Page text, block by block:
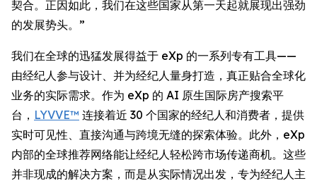
契合。正因如此，我们在这些国家从第一天起就展现出强劲
的发展势头。”
我们在全球的迅猛发展得益于 eXp 的一系列专有工具——
由经纪人参与设计、并为经纪人量身打造，真正贴合全球化
业务的实际需求。作为 eXp 的 AI 原生国际房产搜索平
台， LYVVE™ 连接着近 30 个国家的经纪人和消费者，提供
实时可见性、直接沟通与跨境无缝的探索体验。此外，eXp
内部的全球推荐网络能让经纪人轻松跨市场传递商机。这些
并非现成的解决方案，而是从实际情况出发，专为经纪人主